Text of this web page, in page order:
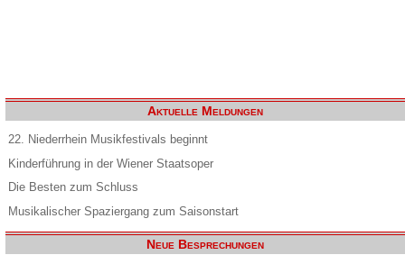
Aktuelle Meldungen
22. Niederrhein Musikfestivals beginnt
Kinderführung in der Wiener Staatsoper
Die Besten zum Schluss
Musikalischer Spaziergang zum Saisonstart
Neue Besprechungen